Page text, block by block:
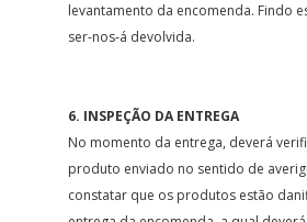
levantamento da encomenda. Findo
ser-nos-á devolvida.
6. INSPEÇÃO DA ENTREGA
No momento da entrega, deverá
produto enviado no sentido de
constatar que os produtos estão